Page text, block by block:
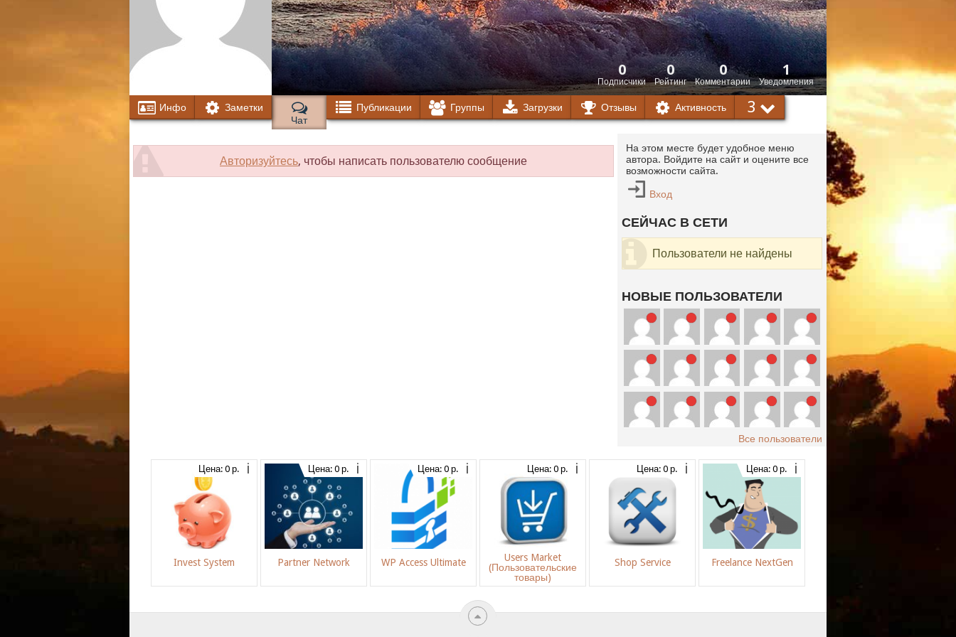
Подписчики
0
Рейтинг
0
Комментарии
0
Уведомления
1
Инфо
Заметки
Чат
Публикации Группы Загрузки Отзывы Активность 3
Авторизуйтесь, чтобы написать пользователю сообщение
На этом месте будет удобное меню
автора. Войдите на сайт и оцените все
возможности сайта.
Вход
СЕЙЧАС В СЕТИ
Пользователи не найдены
НОВЫЕ ПОЛЬЗОВАТЕЛИ
Все пользователи
Цена: 0 р.
Invest System
Цена: 0 р.
Partner Network
Цена: 0 р.
WP Access Ultimate
Цена: 0 р.
Users Market
(Пользовательские
товары)
Цена: 0 р.
Shop Service
Цена: 0 р.
Freelance NextGen